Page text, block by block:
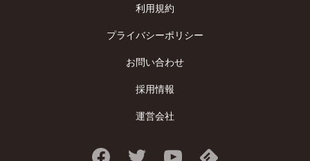
利用規約
プライバシーポリシー
お問い合わせ
採用情報
運営会社